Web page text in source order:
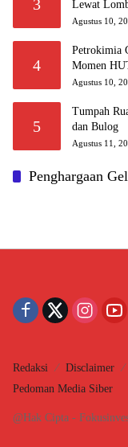
3
Lewat
HUT RI
Agustus 10,
4
Petrokimia
Momen
Agustus 10,
5
Tumpah
dan Bulog
Agustus 11,
Penghargaan
Redaksi Disclaimer
Pedoman Media Siber
@Hak Cipta -